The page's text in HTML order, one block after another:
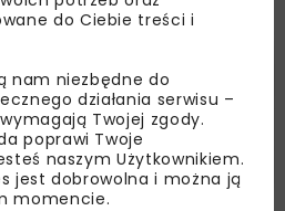
do Ciebie treści i
nam niezbędne do
działania serwisu –
Twojej zgody.
poprawi Twoje
naszym Użytkownikiem.
jest dobrowolna i można ją
momencie.